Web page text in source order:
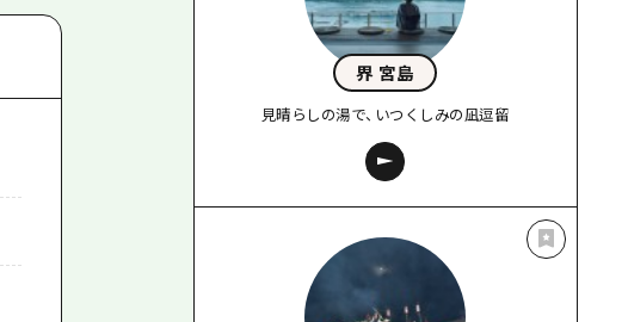
界 宮島
見晴らしの湯で、いつくしみの凪逗留